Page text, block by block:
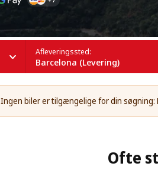
Afleveringssted:
Barcelona (Levering)
Ingen biler er tilgængelige for din
Ofte